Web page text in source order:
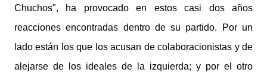
Chuchos", ha provocado en estos casi dos años
reacciones encontradas dentro de su partido. Por un
lado están los que los acusan de colaboracionistas y de
alejarse de los ideales de la izquierda; y por el otro